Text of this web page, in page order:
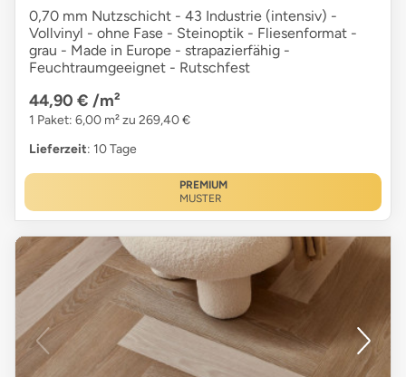
0,70 mm Nutzschicht - 43 Industrie (intensiv) -
Vollvinyl - ohne Fase - Steinoptik - Fliesenformat -
grau - Made in Europe - strapazierfähig -
Feuchtraumgeeignet - Rutschfest
44,90 € /m²
1 Paket: 6,00 m² zu 269,40 €
Lieferzeit: 10 Tage
PREMIUM
MUSTER